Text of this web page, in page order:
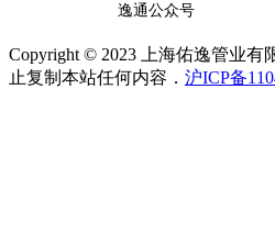
逸通公众号
Copyright © 2023 上海佑逸管业有
止复制本站任何内容． 沪ICP备